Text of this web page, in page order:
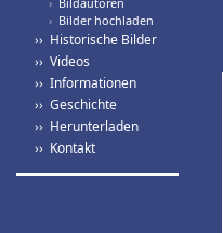
› Bilder hochladen
›› Historische Bilder
›› Videos
›› Informationen
›› Geschichte
›› Herunterladen
›› Kontakt